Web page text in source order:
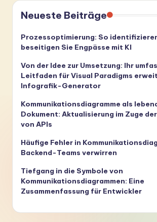
Neueste Beiträge
Prozessoptimierung: So
beseitigen Sie Engpässe mit KI
Von der Idee zur Umsetzung: Ihr
Leitfaden für Visual Paradigms
Infografik-Generator
Kommunikationsdiagramme als
Dokument: Aktualisierung im Zuge
von APIs
Häufige Fehler in
Backend-Teams verwirren
Tiefgang in die Symbole von
Kommunikationsdiagrammen: Eine
Zusammenfassung für Entwickler